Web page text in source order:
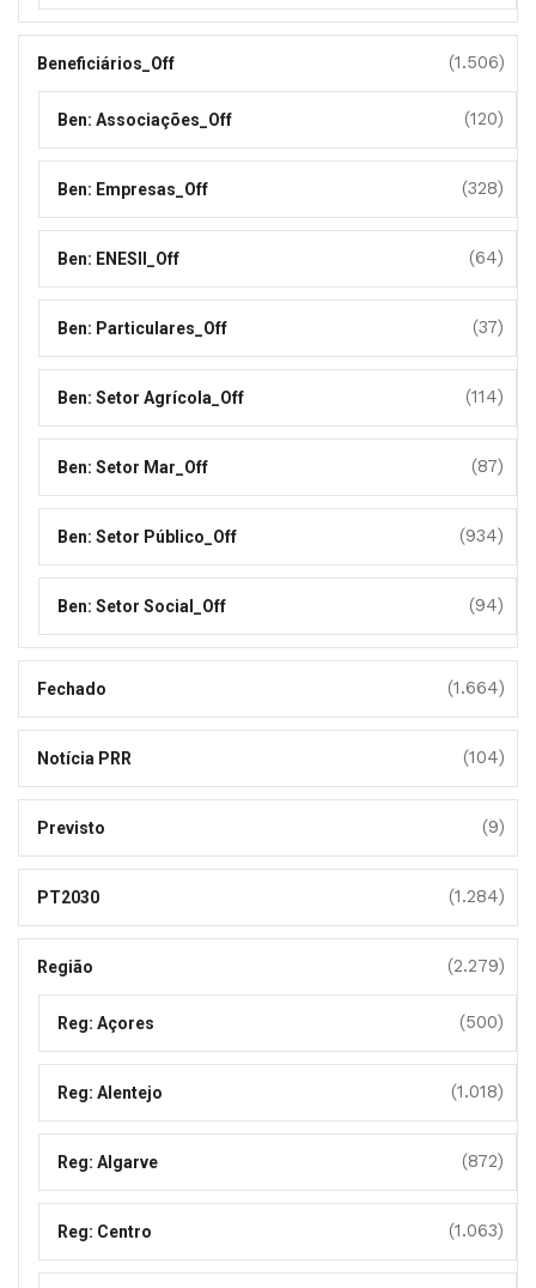
Beneficiários_Off (1.506)
Ben: Associações_Off (120)
Ben: Empresas_Off (328)
Ben: ENESII_Off (64)
Ben: Particulares_Off (37)
Ben: Setor Agrícola_Off (114)
Ben: Setor Mar_Off (87)
Ben: Setor Público_Off (934)
Ben: Setor Social_Off (94)
Fechado (1.664)
Notícia PRR (104)
Previsto (9)
PT2030 (1.284)
Região (2.279)
Reg: Açores (500)
Reg: Alentejo (1.018)
Reg: Algarve (872)
Reg: Centro (1.063)